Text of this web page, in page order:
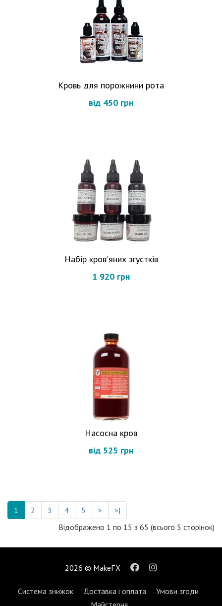
Кровь для порожнини рота
від 450 грн
Набір кров'яних згустків
1 920 грн
Насосна кров
від 525 грн
1 2 3 4 5 >
>|
Відображено 1 по 15 з 65 (всього 5 сторінок)
2026 © MakeFX
Система знижок Доставка і оплата
Умови згоди